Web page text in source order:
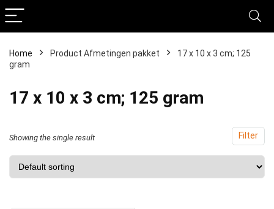
Home Product Afmetingen pakket
‎17 x 10 x 3 cm; 125
gram
‎17 x 10 x 3 cm; 125 gram
Filter
Showing the single result